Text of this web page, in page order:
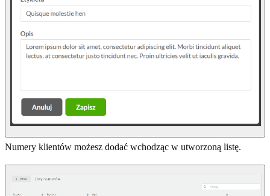
Numery klientów możesz dodać wchodząc w utworzoną listę.